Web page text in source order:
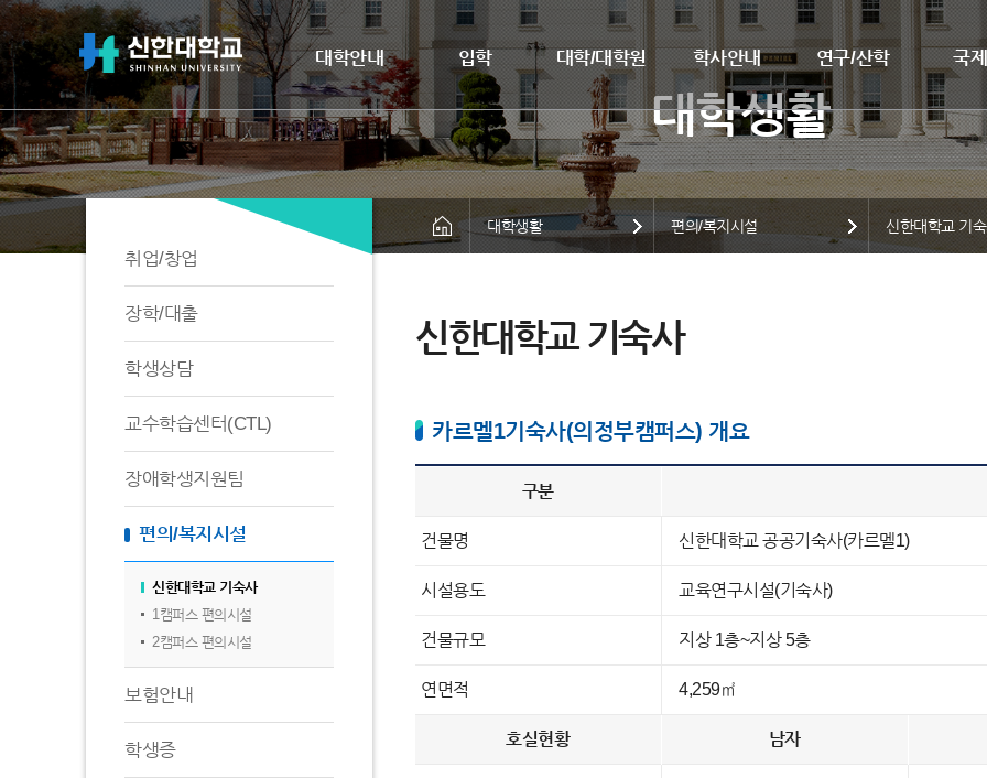
대학안내 입학 대학/대학원 학사안내 연구/산학 국
취업/창업
장학/대출
학생상담
교수학습센터(CTL)
장애학생지원팀
편의/복지시설
신한대학교 기숙사
1캠퍼스 편의시설
2캠퍼스 편의시설
보험안내
학생증
대학생활 편의/복지시설 신한대학교 기
신한대학교 기숙사
카르멜1기숙사(의정부캠퍼스) 개요
구분
건물명 신한대학교 공공기숙사(카르멜1)
시설용도 교육연구시설(기숙사)
건물규모 지상 1층~지상 5층
연면적 4,259㎡
호실현황 남자